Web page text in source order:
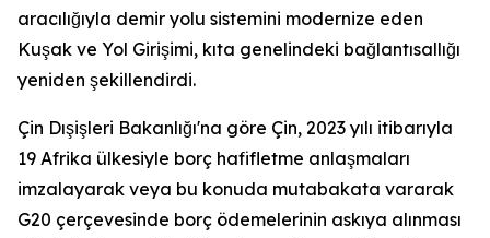
aracılığıyla demir yolu sistemini modernize eden
Kuşak ve Yol Girişimi, kıta genelindeki bağlantısallığı
yeniden şekillendirdi.
Çin Dışişleri Bakanlığı'na göre Çin, 2023 yılı itibarıyla
19 Afrika ülkesiyle borç hafifletme anlaşmaları
imzalayarak veya bu konuda mutabakata vararak
G20 çerçevesinde borç ödemelerinin askıya alınması